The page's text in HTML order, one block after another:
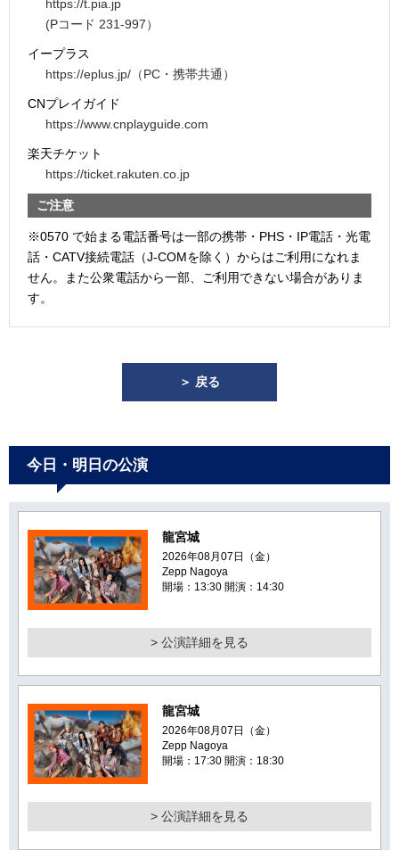
https://t.pia.jp
(Pコード 231-997）
イープラス
https://eplus.jp/（PC・携帯共通）
CNプレイガイド
https://www.cnplayguide.com
楽天チケット
https://ticket.rakuten.co.jp
ご注意
※0570 で始まる電話番号は一部の携帯・PHS・IP電話・光電
話・CATV接続電話（J-COMを除く）からはご利用になれま
せん。また公衆電話から一部、ご利用できない場合がありま
す。
＞ 戻る
今日・明日の公演
龍宮城
2026年08月07日（金）
Zepp Nagoya
開場：13:30 開演：14:30
> 公演詳細を見る
龍宮城
2026年08月07日（金）
Zepp Nagoya
開場：17:30 開演：18:30
> 公演詳細を見る